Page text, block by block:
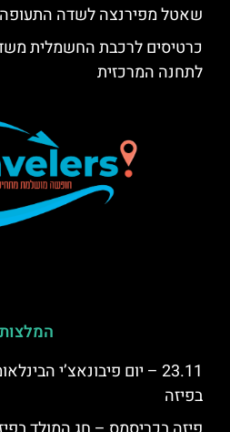
שאטל מפירנצה לשדה
כרטיסים לרכבת החשמלית
לתחנה המרכזית
המלצות
בפיזה